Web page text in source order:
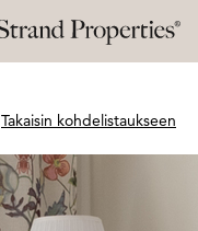
Takaisin kohdelistaukseen